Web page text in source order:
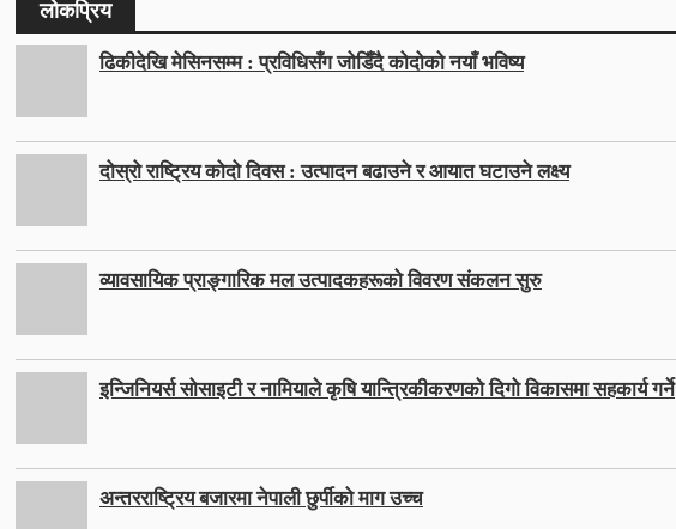
लोकप्रिय
ढिकीदेखि मेसिनसम्म : प्रविधिसँग जोडिँदै कोदोको नयाँ भविष्य
दोस्रो राष्ट्रिय कोदो दिवस : उत्पादन बढाउने र आयात घटाउने लक्ष्य
व्यावसायिक प्राङ्गारिक मल उत्पादकहरूको विवरण संकलन सुरु
इन्जिनियर्स सोसाइटी र नामियाले कृषि यान्त्रिकीकरणको दिगो विकासमा सहकार्य गर्ने
अन्तरराष्ट्रिय बजारमा नेपाली छुर्पीको माग उच्च